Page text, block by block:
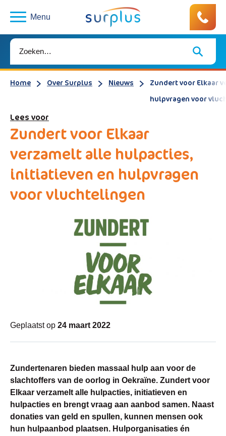
Menu
Home Over Surplus Nieuws
Zundert voor Elkaar
hulpvragen voor
Lees voor
Zundert voor Elkaar
verzamelt alle hulpacties,
initiatieven en hulpvragen
voor vluchtelingen
Geplaatst op 24 maart 2022
Zundertenaren bieden massaal hulp aan voor de
slachtoffers van de oorlog in Oekraïne. Zundert voor
Elkaar verzamelt alle hulpacties, initiatieven en
hulpacties en brengt vraag aan aanbod samen. Naast
donaties van geld en spullen, kunnen mensen ook
hun hulpaanbod plaatsen. Hulporganisaties én